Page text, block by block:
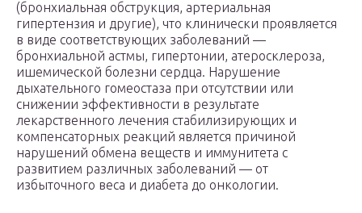
(бронхиальная обструкция, артериальная
гипертензия и другие), что клинически проявляется
в виде соответствующих заболеваний —
бронхиальной астмы, гипертонии, атеросклероза,
ишемической болезни сердца. Нарушение
дыхательного гомеостаза при отсутствии или
снижении эффективности в результате
лекарственного лечения стабилизирующих и
компенсаторных реакций является причиной
нарушений обмена веществ и иммунитета с
развитием различных заболеваний — от
избыточного веса и диабета до онкологии.